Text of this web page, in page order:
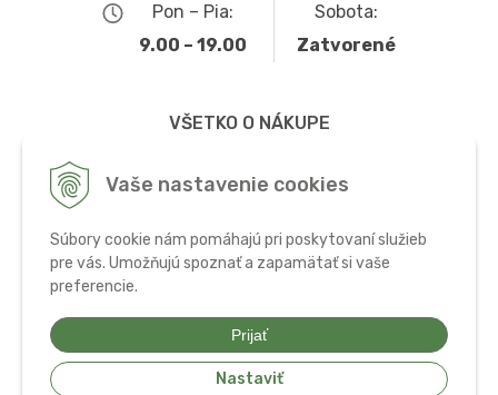
Vaše nastavenie cookies
Súbory cookie nám pomáhajú pri poskytovaní služieb
pre vás. Umožňujú spoznať a zapamätať si vaše
preferencie.
Prijať
Nastaviť
Pon – Pia:
9.00 – 19.00
Sobota:
Zatvorené
VŠETKO O NÁKUPE
Ochrana osobných údajov